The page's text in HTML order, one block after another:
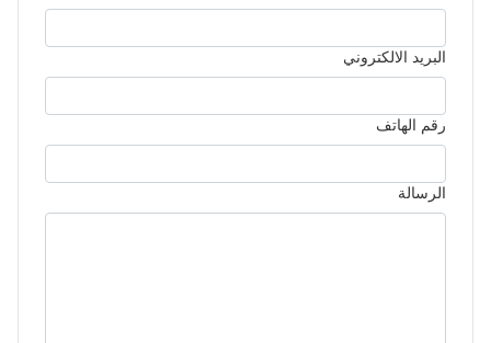
البريد الالكتروني
رقم الهاتف
الرسالة